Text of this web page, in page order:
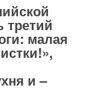
третий
малая
и –